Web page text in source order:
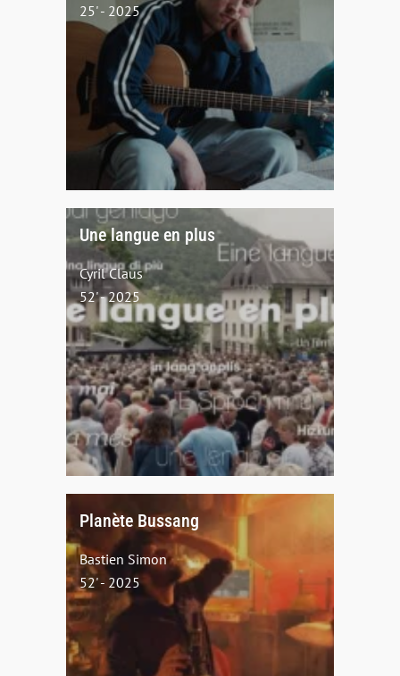
25' - 2025
Une langue en plus
Cyril Claus
52' - 2025
Planète Bussang
Bastien Simon
52' - 2025